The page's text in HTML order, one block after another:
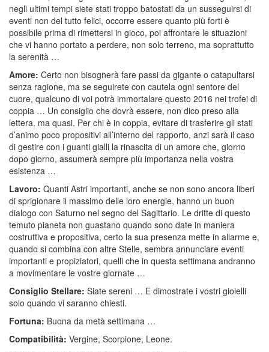
negli ultimi tempi siete stati troppo batostati da un susseguirsi di
eventi non del tutto felici, occorre essere quanto più forti è
possibile prima di rimettersi in gioco, poi affrontare le situazioni
che vi hanno portato a perdere, non solo terreno, ma soprattutto
la serenità …
Amore: Certo non bisognerà fare passi da gigante o catapultarsi
senza ragione, ma se seguirete con cautela ogni sentore del
cuore, qualcuno di voi potrà immortalare questo 2016 nei trofei di
coppia … Un consiglio che dovrà essere, non dico preso alla
lettera, ma quasi. Per chi è in coppia, evitare di trasferire gli stati
d’animo poco propositivi all’interno del rapporto, anzi sarà il caso
di gestire con i guanti gialli la rinascita di un amore che, giorno
dopo giorno, assumerà sempre più importanza nella vostra
esistenza …
Lavoro: Quanti Astri importanti, anche se non sono ancora liberi
di sprigionare il massimo delle loro energie, hanno un buon
dialogo con Saturno nel segno del Sagittario. Le dritte di questo
temuto pianeta non guastano quando sono date in maniera
costruttiva e propositiva, certo la sua presenza mette in allarme e,
quando si combina con altre Stelle, sembra annunciare eventi
importanti e propiziatori, quelli che in questa settimana andranno
a movimentare le vostre giornate …
Consiglio Stellare: Siate sereni … E dimostrate i vostri gioielli
solo quando vi saranno chiesti.
Fortuna: Buona da metà settimana …
Compatibilità: Vergine, Scorpione, Leone.